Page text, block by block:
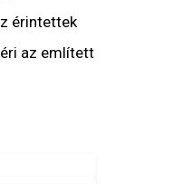
érintettek
az említett